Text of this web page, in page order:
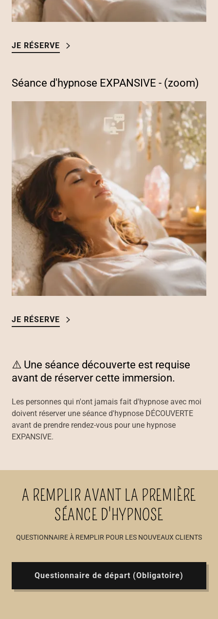
JE RÉSERVE
Séance d'hypnose EXPANSIVE - (zoom)
JE RÉSERVE
⚠️ Une séance découverte est requise
avant de réserver cette immersion.
Les personnes qui n'ont jamais fait d'hypnose avec moi
doivent réserver une séance d'hypnose DÉCOUVERTE
avant de prendre rendez-vous pour une hypnose
EXPANSIVE.
A REMPLIR AVANT LA PREMIÈRE
SÉANCE D'HYPNOSE
QUESTIONNAIRE À REMPLIR POUR LES NOUVEAUX CLIENTS
Questionnaire de départ (Obligatoire)